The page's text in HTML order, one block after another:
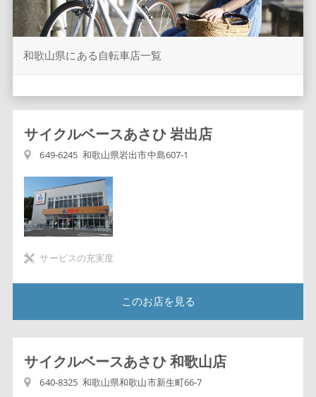
和歌山県にある自転車店一覧
サイクルベースあさひ 岩出店
649-6245 和歌山県岩出市中島607-1
サービスの充実度
このお店を見る
サイクルベースあさひ 和歌山店
640-8325 和歌山県和歌山市新生町66-7